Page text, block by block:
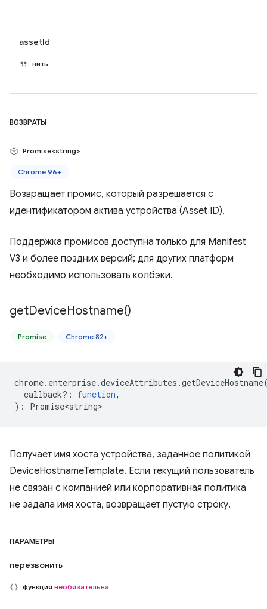
assetId
нить
ВОЗВРАТЫ
Promise<string>
Chrome 96+
Возвращает промис, который разрешается с
идентификатором актива устройства (Asset ID).
Поддержка промисов доступна только для Manifest
V3 и более поздних версий; для других платформ
необходимо использовать колбэки.
getDeviceHostname()
Promise Chrome 82+
chrome. enterprise.deviceAttributes .getDeviceHostname
callback? : function,
) : Promise<string>
Получает имя хоста устройства, заданное политикой
DeviceHostnameTemplate. Если текущий пользователь
не связан с компанией или корпоративная политика
не задала имя хоста, возвращает пустую строку.
ПАРАМЕТРЫ
перезвонить
функция необязательна